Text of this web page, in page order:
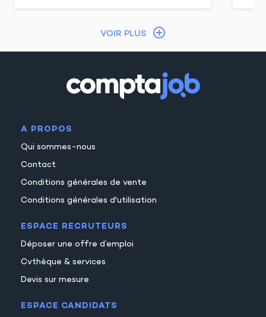
VOIR PLUS
A PROPOS
Qui sommes-nous
Contact
Conditions générales de vente
Conditions générales d'utilisation
ESPACE RECRUTEURS
Déposer une offre d’emploi
Cvthèque & services
Devis sur mesure
ESPACE CANDIDATS